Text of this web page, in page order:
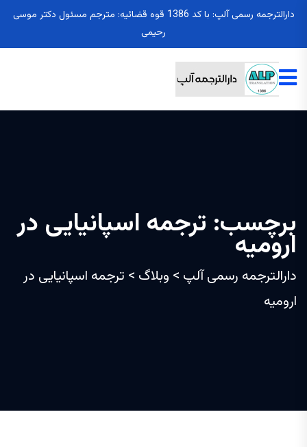
دارالترجمه رسمی آلپ: با کد 1386 قوه قضائیه: مترجم مسئول دکتر موسی
رحیمی
برچسب: ترجمه اسپانیایی در
ارومیه
دارالترجمه رسمی آلپ > وبلاگ > ترجمه اسپانیایی در
ارومیه